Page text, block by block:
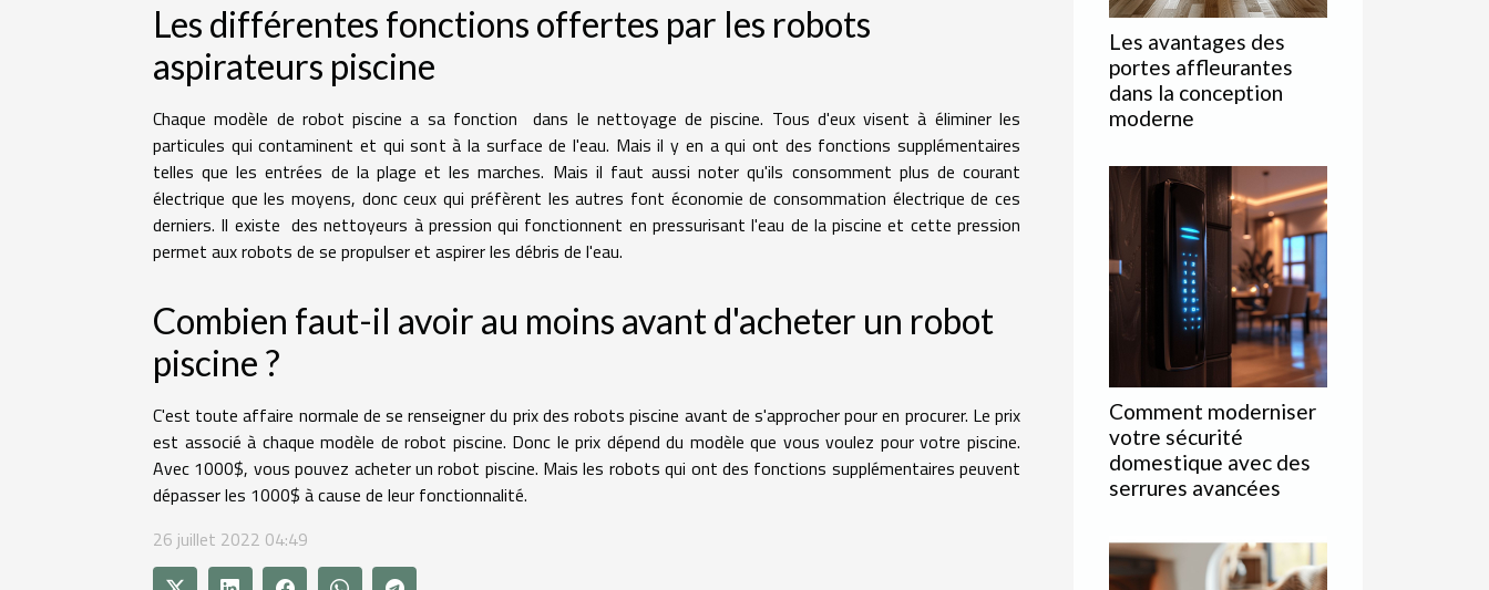
Les différentes fonctions offertes par les robots
aspirateurs piscine
Chaque modèle de robot piscine a sa fonction dans le nettoyage de piscine. Tous d'eux visent à éliminer les
particules qui contaminent et qui sont à la surface de l'eau. Mais il y en a qui ont des fonctions supplémentaires
telles que les entrées de la plage et les marches. Mais il faut aussi noter qu'ils consomment plus de courant
électrique que les moyens, donc ceux qui préfèrent les autres font économie de consommation électrique de ces
derniers. Il existe des nettoyeurs à pression qui fonctionnent en pressurisant l'eau de la piscine et cette pression
permet aux robots de se propulser et aspirer les débris de l'eau.
Combien faut-il avoir au moins avant d'acheter un robot
piscine ?
C'est toute affaire normale de se renseigner du prix des robots piscine avant de s'approcher pour en procurer. Le prix
est associé à chaque modèle de robot piscine. Donc le prix dépend du modèle que vous voulez pour votre piscine.
Avec 1000$, vous pouvez acheter un robot piscine. Mais les robots qui ont des fonctions supplémentaires peuvent
dépasser les 1000$ à cause de leur fonctionnalité.
26 juillet 2022 04:49
Les avantages des
portes affleurantes
dans la conception
moderne
Comment moderniser
votre sécurité
domestique avec des
serrures avancées